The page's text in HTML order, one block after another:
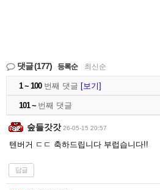
댓글(177) 등록순 최신순
1 ~ 100번째 댓글 [보기]
101 ~ 번째 댓글
숲들갓갓 26-05-15 20:57
텐버거 ㄷㄷ 축하드립니다 부럽습니다!!
답글